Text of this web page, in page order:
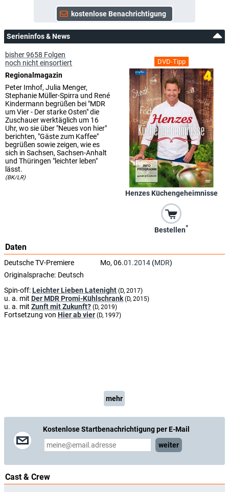
Serieninfos & News
DVD-Tipp
Henzes Küchengeheimnisse
Bestellen*
bisher 9658 Folgen
noch nicht einsortiert
Regionalmagazin
Peter Imhof, Julia Menger,
Stephanie Müller-Spirra und René
Kindermann begrüßen bei "MDR
um Vier - Der starke Osten" die
Zuschauer werktäglich um 16
Uhr, wo sie über "Neues von hier"
berichten, "Gäste zum Kaffee"
begrüßen sowie zeigen, wie es
sich in Sachsen, Sachsen-Anhalt
und Thüringen "leichter leben"
lässt.
(BK/LR)
Daten
Deutsche TV-Premiere Mo, 06.01.2014 (MDR)
Originalsprache: Deutsch
Spin-off:Leichter Lieben Latenight (D, 2017)
u. a. mit Der MDR Promi-Kühlschrank (D, 2015)
u. a. mit Zunft mit Zukunft? (D, 2019)
Fortsetzung von Hier ab vier (D, 1997)
mehr
Kostenlose Startbenachrichtigung per E-Mail
weiter
Cast & Crew